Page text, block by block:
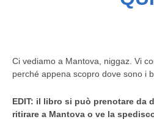
Ci vediamo a Mantova, niggaz. Vi
perché appena scopro dove sono i
EDIT: il libro si può prenotare da
ritirare a Mantova o ve la